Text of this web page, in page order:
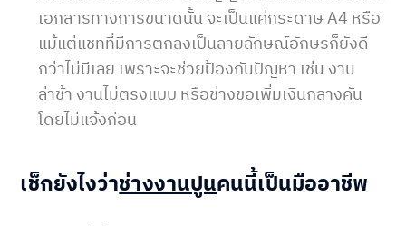
เอกสารทางการขนาดนั้น จะเป็นแค่กระดาษ A4 หรือ
แม้แต่แชทที่มีการตกลงเป็นลายลักษณ์อักษรก็ยังดี
กว่าไม่มีเลย เพราะจะช่วยป้องกันปัญหา เช่น งาน
ล่าช้า งานไม่ตรงแบบ หรือช่างขอเพิ่มเงินกลางคัน
โดยไม่แจ้งก่อน
เช็กยังไงว่าช่างงานปูนคนนี้เป็นมืออาชีพ